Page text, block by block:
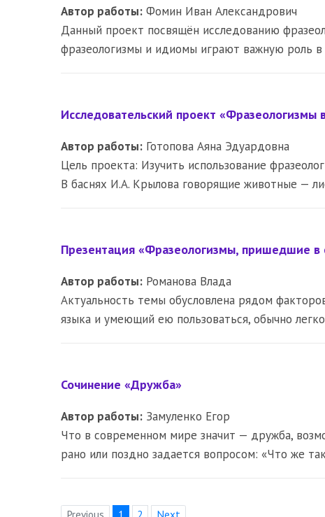
Автор работы: Фомин Иван Александрович
Данный проект посвящён исследованию
фразеологизмы и идиомы играют важную роль
Исследовательский проект «Фразеологизмы
Автор работы: Готопова Аяна Эдуардовна
Цель проекта: Изучить использование
В баснях И.А. Крылова говорящие животные —
Презентация «Фразеологизмы, пришедшие в
Автор работы: Романова Влада
Актуальность темы обусловлена рядом
языка и умеющий ею пользоваться, обычно
Сочинение «Дружба»
Автор работы: Замуленко Егор
Что в современном мире значит — дружба,
рано или поздно задается вопросом: «Что же
Previous 1 2 Next